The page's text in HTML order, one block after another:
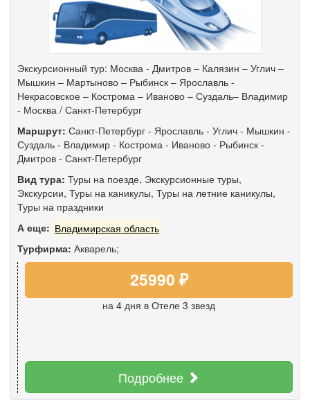
Экскурсионный тур: Москва - Дмитров – Калязин – Углич –
Мышкин – Мартыново – Рыбинск – Ярославль -
Некрасовское – Кострома – Иваново – Суздаль– Владимир
- Москва / Санкт-Петербург
Маршрут: Санкт-Петербург - Ярославль - Углич - Мышкин -
Суздаль - Владимир - Кострома - Иваново - Рыбинск -
Дмитров - Санкт-Петербург
Вид тура: Туры на поезде, Экскурсионные туры,
Экскурсии, Туры на каникулы, Туры на летние каникулы,
Туры на праздники
А еще: Владимирская область
Турфирма: Акварель;
25990 ₽
на 4 дня в Отеле 3 звезд
Подробнее